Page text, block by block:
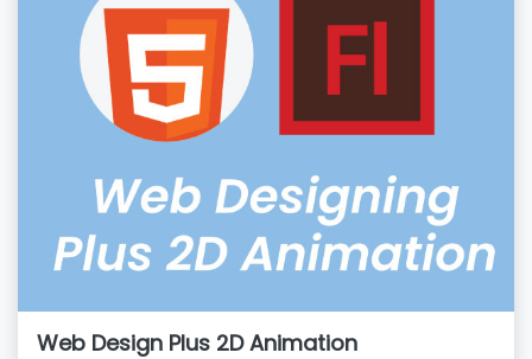
Web Design Plus 2D Animation